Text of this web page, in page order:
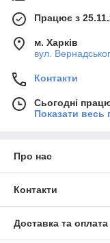
Працює з
м. Харків
вул.
Контакти
Сьогодні
Показати весь
Про нас
Контакти
Доставка та оплата